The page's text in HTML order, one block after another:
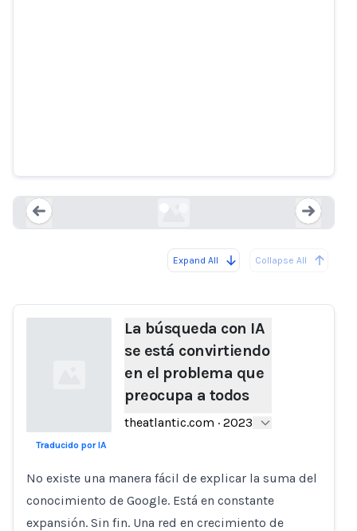
Expand All Collapse All
La búsqueda con IA
se está convirtiendo
en el problema que
preocupa a todos
theatlantic.com · 2023
Traducido por IA
No existe una manera fácil de explicar la suma del
conocimiento de Google. Está en constante
expansión. Sin fin. Una red en crecimiento de